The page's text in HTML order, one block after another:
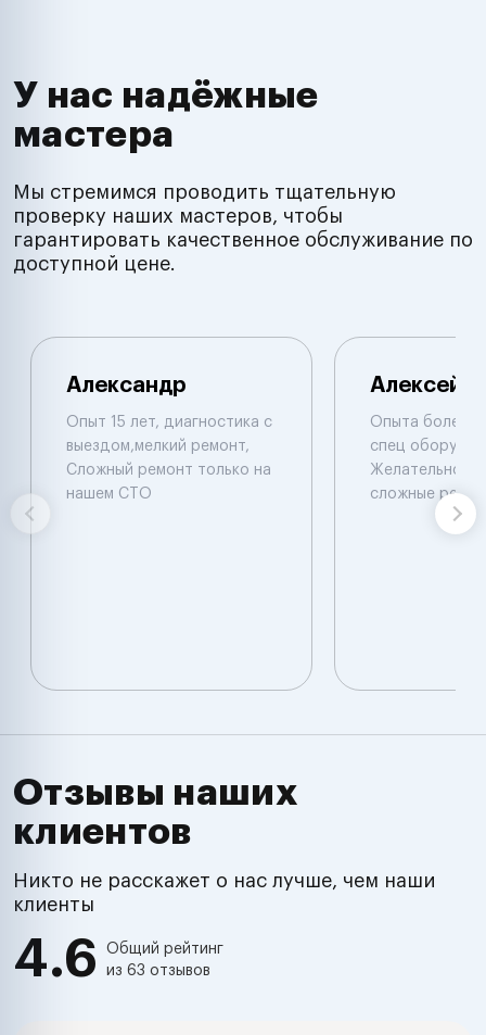
У нас надёжные
мастера
Мы стремимся проводить тщательную
проверку наших мастеров, чтобы
гарантировать качественное обслуживание по
доступной цене.
Александр
Опыт 15 лет, диагностика с
выездом,мелкий ремонт,
Сложный ремонт только на
нашем СТО
Алексей
Опыта более
спец
Желательно в
сложные
Отзывы наших
клиентов
Никто не расскажет о нас лучше, чем наши
клиенты
4.6
Общий рейтинг
из 63 отзывов